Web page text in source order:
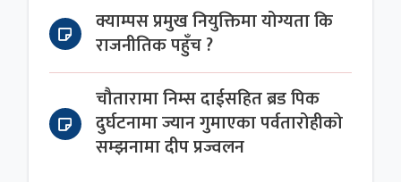
क्याम्पस प्रमुख नियुक्तिमा योग्यता कि
राजनीतिक पहुँच ?
चौतारामा निम्स दाईसहित ब्रड पिक
दुर्घटनामा ज्यान गुमाएका पर्वतारोहीको
सम्झनामा दीप प्रज्वलन